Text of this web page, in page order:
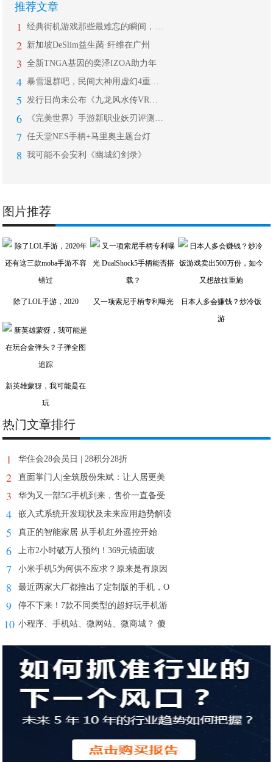
推荐文章
1 经典街机游戏那些最难忘的瞬间，无数老
2 新加坡DeSlim益生菌·纤维在广州
3 全新TNGA基因的奕泽IZOA助力年
4 暴雪退群吧，民间大神用虚幻4重制《魔
5 发行日尚未公布《九龙风水传VR：朱雀
6 《完美世界》手游新职业妖刃评测：浮现
7 任天堂NES手柄+马里奥主题台灯
8 我可能不会安利《幽城幻剑录》
图片推荐
除了LOL手游，2020 又一项索尼手柄专利曝光
日本人多会赚钱？炒冷饭
游
新英雄蒙犽，我可能是在
玩
热门文章排行
1 华住会28会员日 | 28积分28折
2 直面掌门人|全筑股份朱斌：让人居更美
3 华为又一部5G手机到来，售价一直备受
4 嵌入式系统开发现状及未来应用趋势解读
5 真正的智能家居 从手机红外遥控开始
6 上市2小时破万人预约！369元镜面玻
7 小米手机5为何供不应求？原来是有原因
8 最近两家大厂都推出了定制版的手机，O
9 停不下来！7款不同类型的超好玩手机游
10 小程序、手机站、微网站、微商城？ 傻